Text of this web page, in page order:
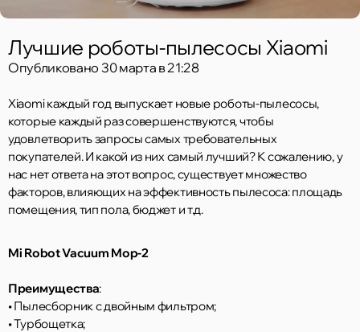
Лучшие роботы-пылесосы Xiaomi
Опубликовано 30 марта в 21:28
Xiaomi каждый год выпускает новые роботы-пылесосы,
которые каждый раз совершенствуются, чтобы
удовлетворить запросы самых требовательных
покупателей. И какой из них самый лучший? К сожалению, у
нас нет ответа на этот вопрос, существует множество
факторов, влияющих на эффективность пылесоса: площадь
помещения, тип пола, бюджет и т.д.
Mi Robot Vacuum Mop-2
Преимущества:
• Пылесборник с двойным фильтром;
• Турбощетка;